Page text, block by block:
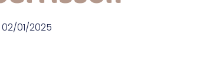
02/01/2025